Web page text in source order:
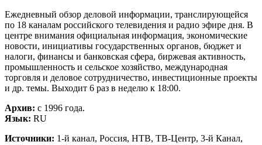
Ежедневный обзор деловой информации, транслирующейся
по 18 каналам российского телевидения и радио эфире дня. В
центре внимания официальная информация, экономические
новости, инициативы государственных органов, бюджет и
налоги, финансы и банковская сфера, биржевая активность,
промышленность и сельское хозяйство, международная
торговля и деловое сотрудничество, инвестиционные проекты
и др. темы. Выходит 6 раз в неделю к 18:00.
Архив: с 1996 года.
Язык: RU
Источники: 1-й канал, Россия, НТВ, ТВ-Центр, 3-й Канал,